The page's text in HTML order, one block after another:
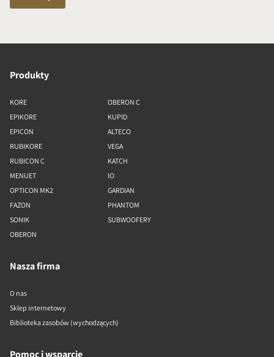
Produkty
KORE
EPIKORE
EPICON
RUBIKORE
RUBICON C
MENUET
OPTICON MK2
FAZON
SONIK
OBERON
OBERON C
KUPID
ALTECO
VEGA
KATCH
IO
GARDIAN
PHANTOM
SUBWOOFERY
Nasza firma
O nas
Sklep internetowy
Biblioteka zasobów (wychodzących)
Pomoc i wsparcie